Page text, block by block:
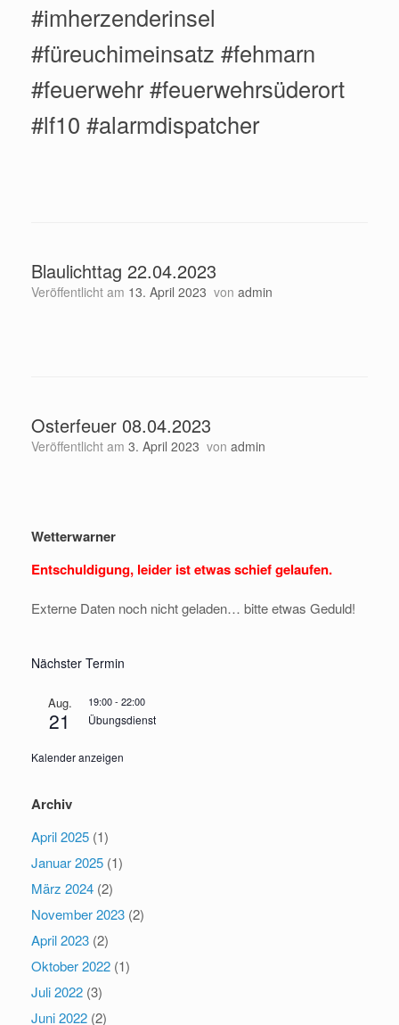
#imherzenderinsel
#füreuchimeinsatz #fehmarn
#feuerwehr #feuerwehrsüderort
#lf10 #alarmdispatcher
Blaulichttag 22.04.2023
Veröffentlicht am 13. April 2023 von admin
Osterfeuer 08.04.2023
Veröffentlicht am 3. April 2023 von admin
Wetterwarner
Entschuldigung, leider ist etwas schief gelaufen.
Externe Daten noch nicht geladen… bitte etwas Geduld!
Nächster Termin
Aug.
21
19:00- 22:00
Übungsdienst
Kalender anzeigen
Archiv
April 2025 (1)
Januar 2025 (1)
März 2024 (2)
November 2023 (2)
April 2023 (2)
Oktober 2022 (1)
Juli 2022 (3)
Juni 2022 (2)